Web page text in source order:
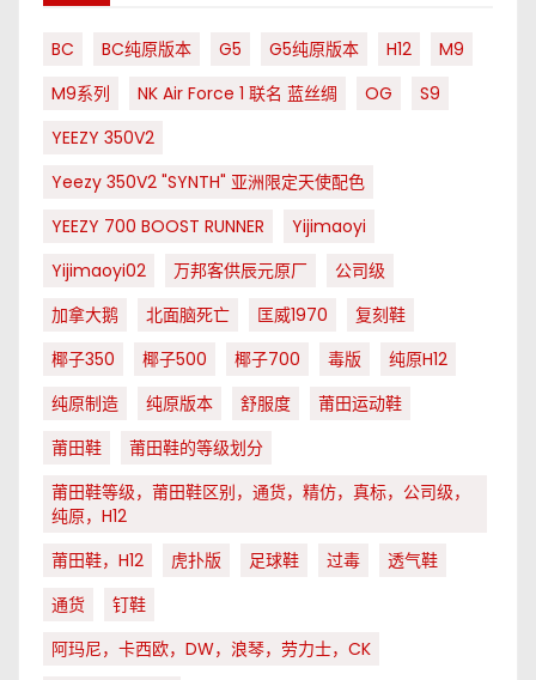
BC BC纯原版本 G5 G5纯原版本 H12
M9
M9系列
NK Air Force 1 联名 蓝丝绸 OG
S9
YEEZY 350V2
Yeezy 350V2 "SYNTH" 亚洲限定天使配色
YEEZY 700 BOOST RUNNER
Yijimaoyi
Yijimaoyi02
万邦客供辰元原厂
公司级
加拿大鹅
北面脑死亡 匡威1970
复刻鞋
椰子350
椰子500 椰子700 毒版
纯原H12
纯原制造
纯原版本 舒服度
莆田运动鞋
莆田鞋
莆田鞋的等级划分
莆田鞋等级，莆田鞋区别，通货，精仿，真标，公司级，
纯原，H12
莆田鞋，H12
虎扑版 足球鞋 过毒
透气鞋
通货
钉鞋
阿玛尼，卡西欧，DW，浪琴，劳力士，CK